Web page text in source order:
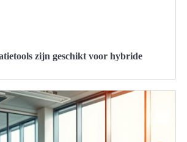
zijn geschikt voor hybride